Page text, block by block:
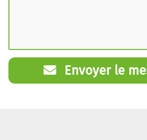
Envoyer le